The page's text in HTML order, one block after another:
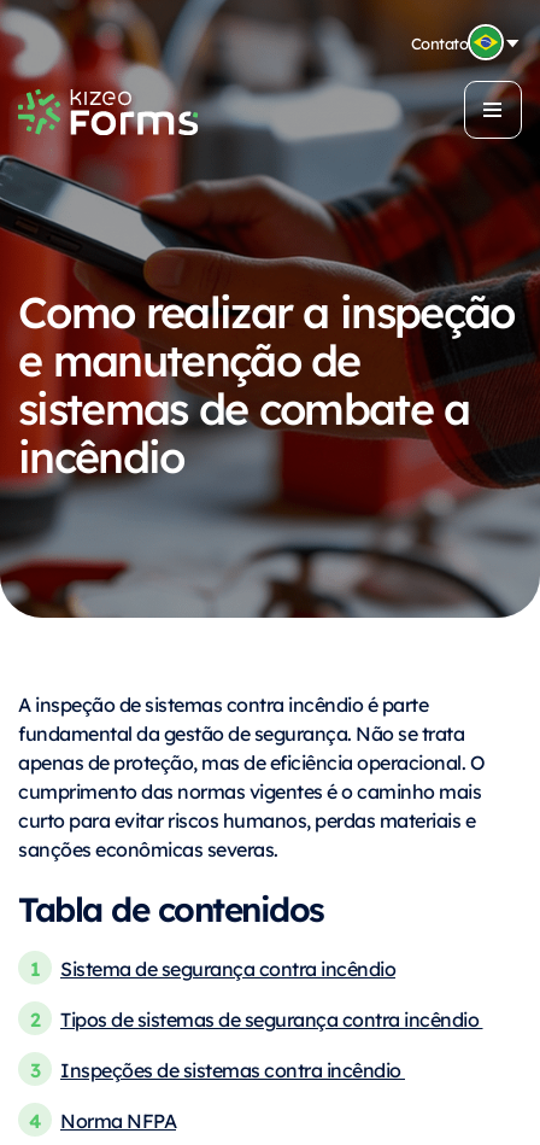
Contato
Como realizar a inspeção
e manutenção de
sistemas de combate a
incêndio
A inspeção de sistemas contra incêndio é parte
fundamental da gestão de segurança. Não se trata
apenas de proteção, mas de eficiência operacional. O
cumprimento das normas vigentes é o caminho mais
curto para evitar riscos humanos, perdas materiais e
sanções econômicas severas.
Tabla de contenidos
Sistema de segurança contra incêndio
Tipos de sistemas de segurança contra incêndio
Inspeções de sistemas contra incêndio
Norma NFPA